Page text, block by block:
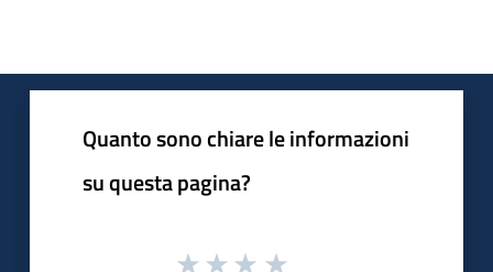
Quanto sono chiare le informazioni
su questa pagina?